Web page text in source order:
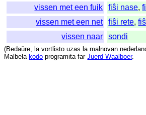
vissen met een fuik
fiŝi nase,
vissen met een net
fiŝi rete,
vissen naar
sondi
(Bedaŭre, la vortlisto uzas la malnovan
Malbela kodo programita far Juerd Waalboer.